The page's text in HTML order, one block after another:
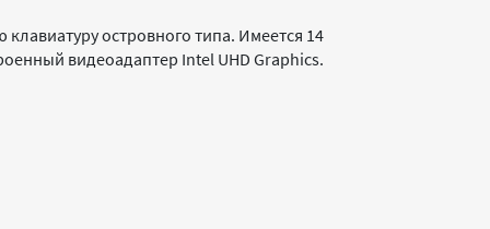
островного типа. Имеется 14
видеоадаптер Intel UHD Graphics.